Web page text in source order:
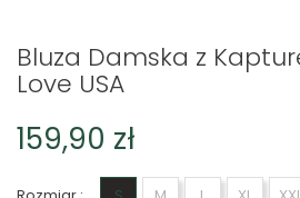
Bluza Damska z
Love USA
159,90 zł